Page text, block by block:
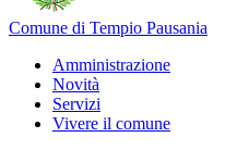
Comune di Tempio Pausania
Amministrazione
Novità
Servizi
Vivere il comune